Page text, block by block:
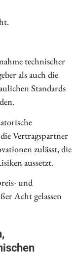
technischer
als auch die
Standards
Vertragspartner
zulässt, die
aussetzt.
und
Acht gelassen